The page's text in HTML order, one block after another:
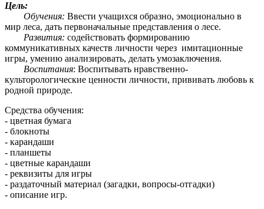
Цель:
Обучения: Ввести учащихся образно, эмоционально в
мир леса, дать первоначальные представления о лесе.
Развития: содействовать формированию
коммуникативных качеств личности через имитационные
игры, умению анализировать, делать умозаключения.
Воспитания: Воспитывать нравственно-
культорологические ценности личности, прививать любовь к
родной природе.
Средства обучения:
- цветная бумага
- блокноты
- карандаши
- планшеты
- цветные карандаши
- реквизиты для игры
- раздаточный материал (загадки, вопросы-отгадки)
- описание игр.